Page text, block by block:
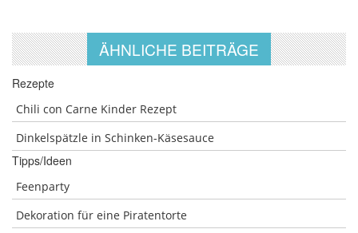
ÄHNLICHE BEITRÄGE
Rezepte
Chili con Carne Kinder Rezept
Dinkelspätzle in Schinken-Käsesauce
Tipps/Ideen
Feenparty
Dekoration für eine Piratentorte